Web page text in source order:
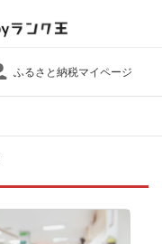
ふるさと納税マイページ